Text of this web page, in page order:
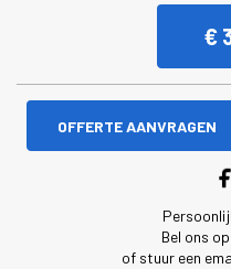
€
OFFERTE AANVRAGEN
Bel ons
of stuur een